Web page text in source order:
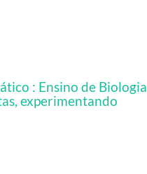
: Ensino de Biologia
experimentando